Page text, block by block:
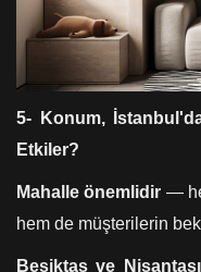
5- Konum,
Etkiler?
Mahalle önemlidir —
hem de müşterilerin
Beşiktaş ve Nişantaşı